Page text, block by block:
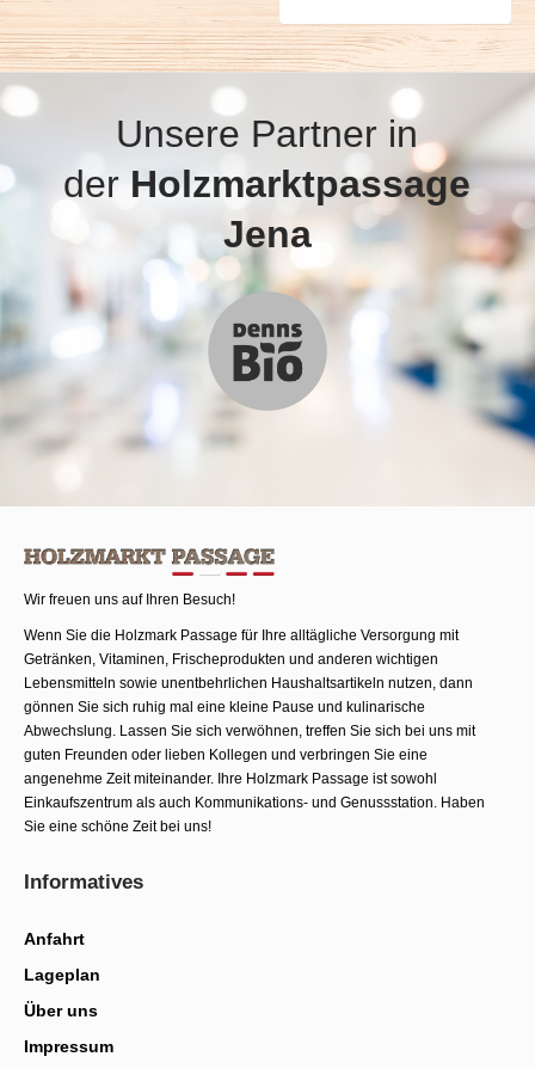
Unsere Partner in
der Holzmarktpassage
Jena
Wir freuen uns auf Ihren Besuch!
Wenn Sie die Holzmark Passage für Ihre alltägliche Versorgung mit
Getränken, Vitaminen, Frischeprodukten und anderen wichtigen
Lebensmitteln sowie unentbehrlichen Haushaltsartikeln nutzen, dann
gönnen Sie sich ruhig mal eine kleine Pause und kulinarische
Abwechslung. Lassen Sie sich verwöhnen, treffen Sie sich bei uns mit
guten Freunden oder lieben Kollegen und verbringen Sie eine
angenehme Zeit miteinander. Ihre Holzmark Passage ist sowohl
Einkaufszentrum als auch Kommunika­tions- und Genussstation. Haben
Sie eine schöne Zeit bei uns!
Informatives
Anfahrt
Lageplan
Über uns
Impressum